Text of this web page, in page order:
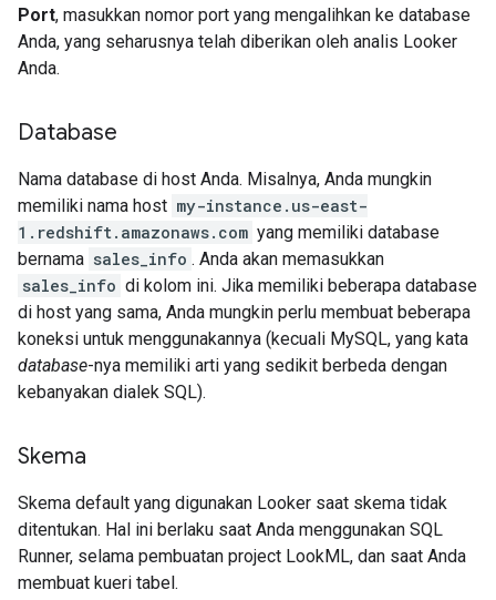
Port, masukkan nomor port yang mengalihkan ke database
Anda, yang seharusnya telah diberikan oleh analis Looker
Anda.
Database
Nama database di host Anda. Misalnya, Anda mungkin
memiliki nama host my-instance.us-east-
1.redshift.amazonaws.com yang memiliki database
bernama sales_info . Anda akan memasukkan
sales_info di kolom ini. Jika memiliki beberapa database
di host yang sama, Anda mungkin perlu membuat beberapa
koneksi untuk menggunakannya (kecuali MySQL, yang kata
database-nya memiliki arti yang sedikit berbeda dengan
kebanyakan dialek SQL).
Skema
Skema default yang digunakan Looker saat skema tidak
ditentukan. Hal ini berlaku saat Anda menggunakan SQL
Runner, selama pembuatan project LookML, dan saat Anda
membuat kueri tabel.